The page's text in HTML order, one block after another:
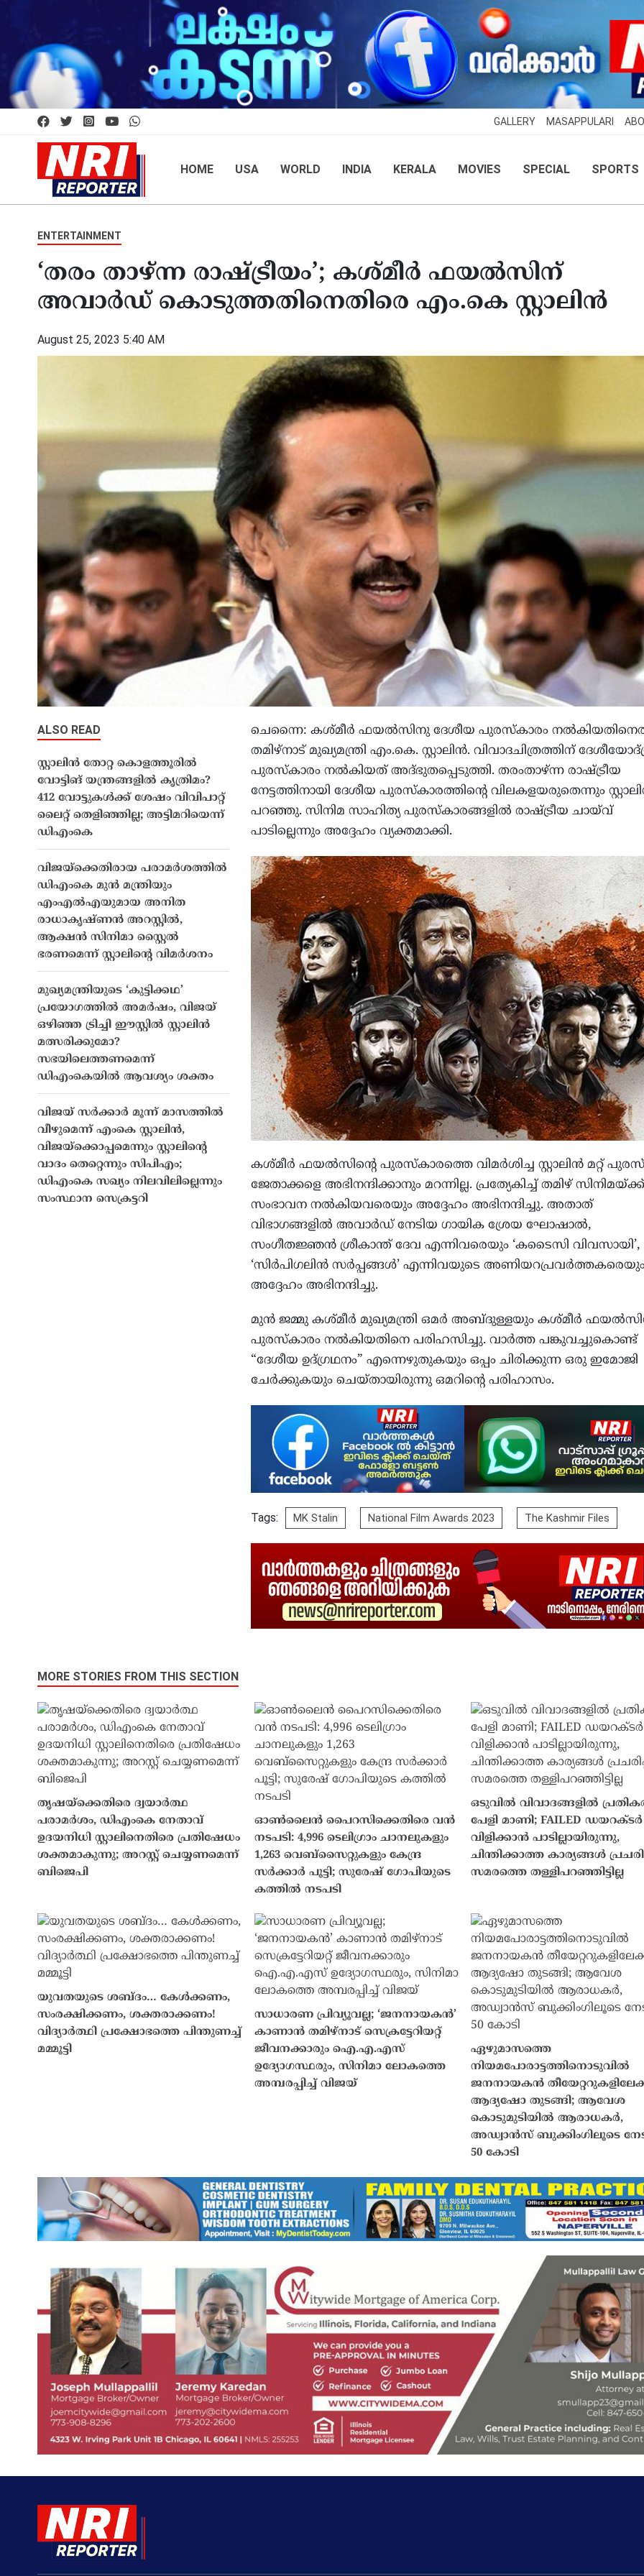
GALLERY MASAPPULARI
HOME USA WORLD INDIA KERALA MOVIES SPECIAL SPORTS
ENTERTAINMENT
‘തരം താഴ്ന്ന രാഷ്ട്രീയം’; കശ്മീർ ഫയൽസിന്
അവാർഡ് കൊടുത്തതിനെതിരെ എം.കെ സ്റ്റാലിൻ
August 25, 2023 5:40 AM
ചെന്നൈ: കശ്മീർ ഫയൽസിനു ദേശീയ പുരസ്കാരം
തമിഴ്നാട് മുഖ്യമന്ത്രി എം.കെ. സ്റ്റാലിൻ. വിവാദചിത്രത്തിന്
പുരസ്കാരം നൽകിയത് അദ്ഭുതപ്പെടുത്തി. തരംതാഴ്ന്ന രാഷ്ട്രീയ
നേട്ടത്തിനായി ദേശീയ പുരസ്കാരത്തിന്റെ വിലകളയരുതെന്നും
പറഞ്ഞു. സിനിമ സാഹിത്യ പുരസ്കാരങ്ങളിൽ രാഷ്ട്രീയ ചായ്‌വ്
പാടില്ലെന്നും അദ്ദേഹം വ്യക്തമാക്കി.
കശ്മീർ ഫയൽസിന്റെ പുരസ്കാരത്തെ വിമർശിച്ച സ്റ്റാലിൻ മറ്റ്
ജേതാക്കളെ അഭിനന്ദിക്കാനും മറന്നില്ല. പ്രത്യേകിച്ച് തമിഴ് സിനിമയ്ക്ക്
സംഭാവന നൽകിയവരെയും അദ്ദേഹം അഭിനന്ദിച്ചു. അതാത്
വിഭാഗങ്ങളിൽ അവാർഡ് നേടിയ ഗായിക ശ്രേയ ഘോഷാൽ,
സംഗീതജ്ഞൻ ശ്രീകാന്ത് ദേവ എന്നിവരെയും ‘കടൈസി വിവസായി’,
‘സിർപിഗലിൻ സർപ്പങ്ങൾ’ എന്നിവയുടെ
അദ്ദേഹം അഭിനന്ദിച്ചു.
മുൻ ജമ്മു കശ്മീർ മുഖ്യമന്ത്രി ഒമർ അബ്ദുള്ളയും കശ്മീർ
പുരസ്കാരം നൽകിയതിനെ പരിഹസിച്ചു. വാർത്ത പങ്കുവച്ചുകൊണ്ട്
“ദേശീയ ഉദ്ഗ്രഥനം” എന്നെഴുതുകയും ഒപ്പം ചിരിക്കുന്ന ഒരു ഇമോജി
ചേർക്കുകയും ചെയ്തായിരുന്നു ഒമറിന്റെ പരിഹാസം.
Tags: MK Stalin National Film Awards 2023 The Kashmir Files
ALSO READ
സ്റ്റാലിൻ തോറ്റ കൊളത്തൂരിൽ
വോട്ടിങ് യന്ത്രങ്ങളിൽ കൃത്രിമം?
412 വോട്ടുകൾക്ക് ശേഷം വിവിപാറ്റ്
ലൈറ്റ് തെളിഞ്ഞില്ല; അട്ടിമറിയെന്ന്
ഡിഎംകെ
വിജയ്ക്കെതിരായ പരാമർശത്തിൽ
ഡിഎംകെ മുൻ മന്ത്രിയും
എംഎൽഎയുമായ അനിത
രാധാകൃഷ്ണൻ അറസ്റ്റിൽ,
ആക്ഷൻ സിനിമാ സ്റ്റൈൽ
ഭരണമെന്ന് സ്റ്റാലിന്റെ വിമർശനം
മുഖ്യമന്ത്രിയുടെ ‘കുട്ടിക്കഥ’
പ്രയോഗത്തിൽ അമർഷം, വിജയ്
ഒഴിഞ്ഞ ട്രിച്ചി ഈസ്റ്റിൽ സ്റ്റാലിൻ
മത്സരിക്കുമോ?
സഭയിലെത്തണമെന്ന്
ഡിഎംകെയിൽ ആവശ്യം ശക്തം
വിജയ് സർക്കാർ മൂന്ന് മാസത്തിൽ
വീഴുമെന്ന് എംകെ സ്റ്റാലിൻ,
വിജയ്ക്കൊപ്പമെന്നും സ്റ്റാലിന്‍റെ
വാദം തെറ്റെന്നും സിപിഎം;
ഡിഎംകെ സഖ്യം നിലവിലില്ലെന്നും
സംസ്ഥാന സെക്രട്ടറി
MORE STORIES FROM THIS SECTION
തൃഷയ്ക്കെതിരെ ദ്വയാർത്ഥ
പരാമർശം, ഡിഎംകെ നേതാവ്
ഉദയനിധി സ്റ്റാലിനെതിരെ പ്രതിഷേധം
ശക്തമാകുന്നു; അറസ്റ്റ് ചെയ്യണമെന്ന്
ബിജെപി
ഓൺലൈൻ പൈറസിക്കെതിരെ വൻ
നടപടി: 4,996 ടെലിഗ്രാം ചാനലുകളും
1,263 വെബ്‌സൈറ്റുകളും കേന്ദ്ര
സർക്കാർ പൂട്ടി; സുരേഷ് ഗോപിയുടെ
കത്തിൽ നടപടി
ഒടുവിൽ വിവാദങ്ങളിൽ
പേളി മാണി; FAILED
വിളിക്കാൻ പാടില്ലായിരുന്നു,
ചിന്തിക്കാത്ത കാര്യങ്ങൾ
സമരത്തെ തള്ളിപറഞ്ഞിട്ടില്ല
യുവതയുടെ ശബ്ദം… കേൾക്കണം,
സംരക്ഷിക്കണം, ശക്തരാക്കണം!
വിദ്യാർത്ഥി പ്രക്ഷോഭത്തെ പിന്തുണച്ച്
മമ്മൂട്ടി
സാധാരണ പ്രിവ്യൂവല്ല; ‘ജനനായകന്‍’
കാണാൻ തമിഴ്‌നാട് സെക്രട്ടേറിയറ്റ്
ജീവനക്കാരും ഐ.എ.എസ്
ഉദ്യോഗസ്ഥരും, സിനിമാ ലോകത്തെ
അമ്പരപ്പിച്ച് വിജയ്
ഏഴുമാസത്തെ
നിയമപോരാട്ടത്തിനൊടുവില്‍
ജനനായകന്‍
ആദ്യഷോ തുടങ്ങി; ആവേശ
കൊടുമുടിയില്‍ ആരാധകര്‍,
അഡ്വാൻസ് ബുക്കിംഗിലൂടെ
50 കോടി
അനുകൂല സൂചനകൾ, ചർച്ചകളിൽ
പുരോഗതിയെന്ന് വിദേശകാര്യ
സെക്രട്ടറി മാർക്കോ റൂബിയോ;
നിർണായക കരാർ ഉടൻ?
18 വയസിൽ ഗിന്നസ് റെക്കോഡ് നേട്ടം,
ലോകത്തിലെ ഏറ്റവും പ്രായം കുറഞ്ഞ
പുരുഷ പ്രൊഫസറായി നഥാൻ
ഹമാസ് നേതാവുമായി
പ്രസിഡന്‍റ് മസൂദ്